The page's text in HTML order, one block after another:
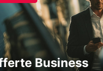
Business